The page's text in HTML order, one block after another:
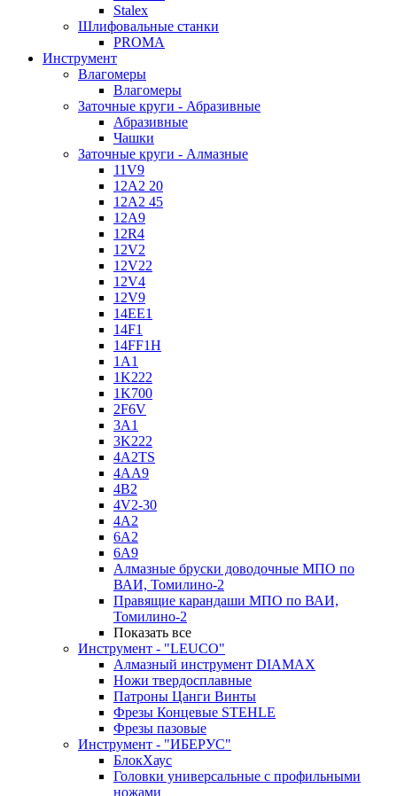
Stalex
Шлифовальные станки
PROMA
Инструмент
Влагомеры
Влагомеры
Заточные круги - Абразивные
Абразивные
Чашки
Заточные круги - Алмазные
11V9
12A2 20
12A2 45
12A9
12R4
12V2
12V22
12V4
12V9
14EE1
14F1
14FF1H
1A1
1K222
1K700
2F6V
3A1
3K222
4A2TS
4AA9
4B2
4V2-30
4А2
6A2
6A9
Алмазные бруски доводочные МПО по
ВАИ, Томилино-2
Правящие карандаши МПО по ВАИ,
Томилино-2
Показать все
Инструмент - "LEUCO"
Алмазный инструмент DIAMAX
Ножи твердосплавные
Патроны Цанги Винты
Фрезы Концевые STEHLE
Фрезы пазовые
Инструмент - "ИБЕРУС"
БлокХаус
Головки универсальные с профильными
ножами